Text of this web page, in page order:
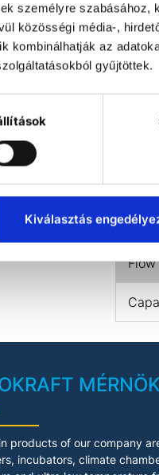
személyre
közösségi média-,
kombinálhatják az
gyűjtöttek.
Kiválasztás
• Max.
•
•
•
•
products of our company
incubators, climate